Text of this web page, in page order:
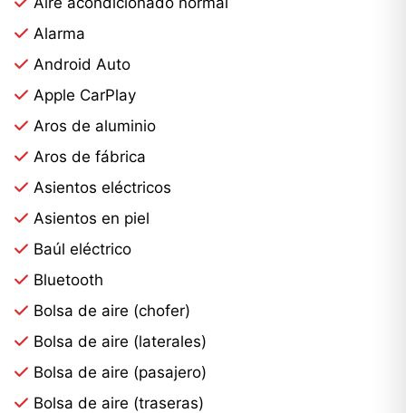
Alarma
Android Auto
Apple CarPlay
Aros de aluminio
Aros de fábrica
Asientos eléctricos
Asientos en piel
Baúl eléctrico
Bluetooth
Bolsa de aire (chofer)
Bolsa de aire (laterales)
Bolsa de aire (pasajero)
Bolsa de aire (traseras)